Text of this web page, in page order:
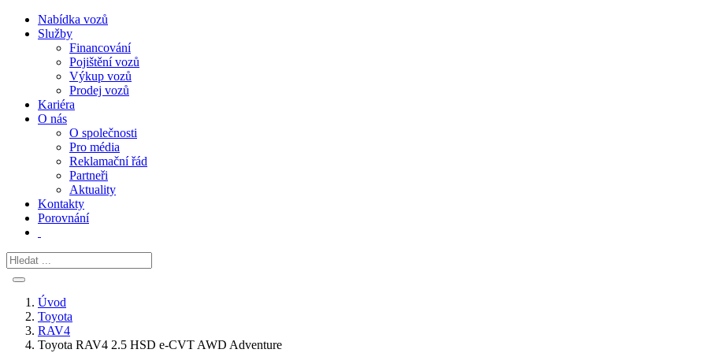
Nabídka vozů
Služby
Financování
Pojištění vozů
Výkup vozů
Prodej vozů
Kariéra
O nás
O společnosti
Pro média
Reklamační řád
Partneři
Aktuality
Kontakty
Porovnání
Úvod
Toyota
RAV4
Toyota RAV4 2.5 HSD e-CVT AWD Adventure